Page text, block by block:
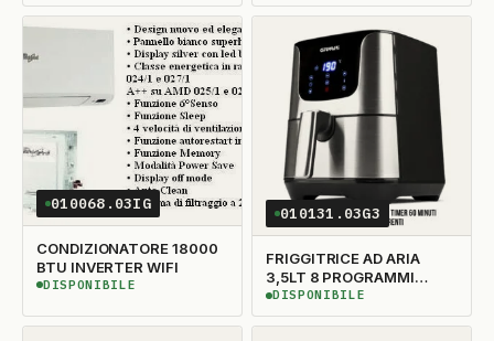
010068.03IG
CONDIZIONATORE 18000
BTU INVERTER WIFI
DISPONIBILE
DISPONIBILE
010131.03G3
FRIGGITRICE AD ARIA
3,5LT 8 PROGRAMMI
1500W
DISPONIBILE
DISPONIBILE